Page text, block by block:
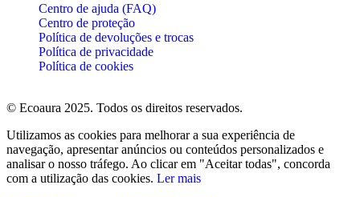
Centro de ajuda (FAQ)
Centro de proteção
Política de devoluções e trocas
Política de privacidade
Política de cookies
© Ecoaura 2025. Todos os direitos reservados.
Utilizamos as cookies para melhorar a sua experiência de
navegação, apresentar anúncios ou conteúdos personalizados e
analisar o nosso tráfego. Ao clicar em "Aceitar todas", concorda
com a utilização das cookies. Ler mais